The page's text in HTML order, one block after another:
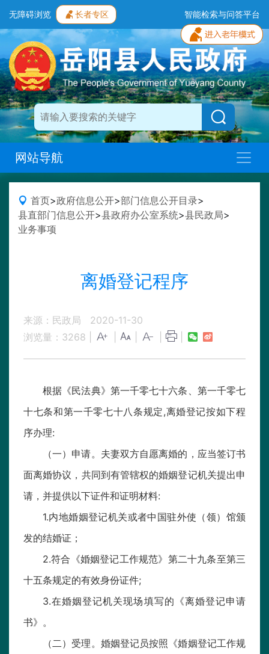
无障碍浏览 长者专区 智能检索与问答平台
网站导航
首页>政府信息公开>部门信息公开目录>
县直部门信息公开>县政府办公室系统>县民政局>
业务事项
离婚登记程序
来源：民政局
2020-11-30
浏览量： 3268
根据《民法典》第一千零七十六条、第一千零七
十七条和第一千零七十八条规定,离婚登记按如下程
序办理:
（一）申请。夫妻双方自愿离婚的，应当签订书
面离婚协议，共同到有管辖权的婚姻登记机关提出申
请，并提供以下证件和证明材料:
1.内地婚姻登记机关或者中国驻外使（领）馆颁
发的结婚证；
2.符合《婚姻登记工作规范》第二十九条至第三
十五条规定的有效身份证件;
3.在婚姻登记机关现场填写的《离婚登记申请
书》。
（二）受理。婚姻登记员按照《婚姻登记工作规